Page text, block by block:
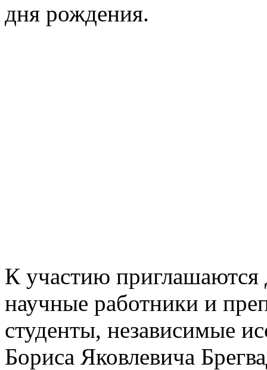
дня рождения.
К участию приглашаются
научные работники и
студенты, независимые
Бориса Яковлевича